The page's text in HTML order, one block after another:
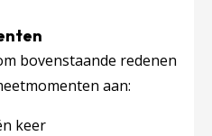
bovenstaande redenen
aan:
keer